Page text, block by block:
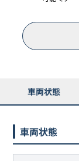
車両状態
車両状態